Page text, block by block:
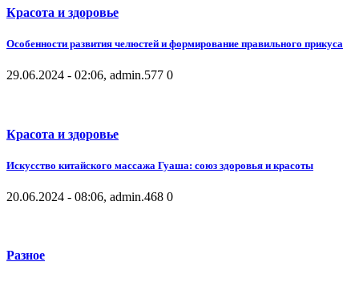
Красота и здоровье
Особенности развития челюстей и формирование правильного прикуса
29.06.2024 - 02:06, admin.577 0
Красота и здоровье
Искусство китайского массажа Гуаша: союз здоровья и красоты
20.06.2024 - 08:06, admin.468 0
Разное